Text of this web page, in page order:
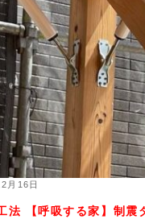
月16日
法 【呼吸する家】制震